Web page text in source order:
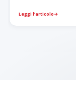
Leggi l’articolo→